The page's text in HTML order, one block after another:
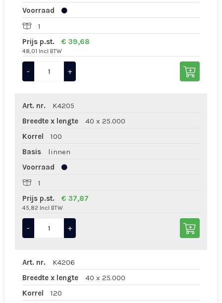
Voorraad
1
Prijs p.st.
€ 39,68
48,01 Incl BTW
- +
Art. nr.
K4205
Breedte x lengte
40 x 25.000
Korrel
100
Basis
linnen
Voorraad
1
Prijs p.st.
€ 37,87
45,82 Incl BTW
- +
Art. nr.
K4206
Breedte x lengte
40 x 25.000
Korrel
120